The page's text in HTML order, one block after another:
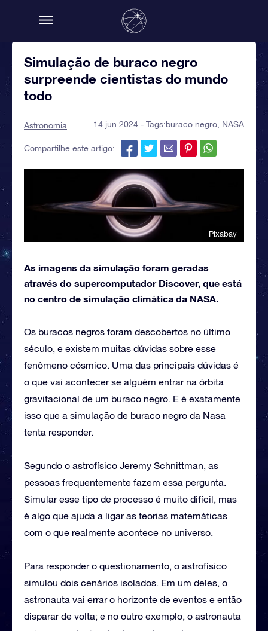
Simulação de buraco negro
surpreende cientistas do mundo
todo
Astronomia 14 jun 2024 - Tags:buraco negro NASA
Compartilhe este artigo:
Pixabay
As imagens da simulação foram geradas
através do supercomputador Discover, que está
no centro de simulação climática da NASA.
Os buracos negros foram descobertos no último
século, e existem muitas dúvidas sobre esse
fenômeno cósmico. Uma das principais dúvidas é
o que vai acontecer se alguém entrar na órbita
gravitacional de um buraco negro. E é exatamente
isso que a simulação de buraco negro da Nasa
tenta responder.
Segundo o astrofísico Jeremy Schnittman, as
pessoas frequentemente fazem essa pergunta.
Simular esse tipo de processo é muito difícil, mas
é algo que ajuda a ligar as teorias matemáticas
com o que realmente acontece no universo.
Para responder o questionamento, o astrofísico
simulou dois cenários isolados. Em um deles, o
astronauta vai errar o horizonte de eventos e então
disparar de volta; e no outro exemplo, o astronauta